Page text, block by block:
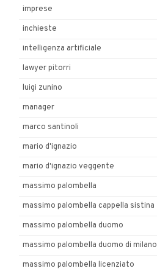
imprese
inchieste
intelligenza artificiale
lawyer pitorri
luigi zunino
manager
marco santinoli
mario d'ignazio
mario d'ignazio veggente
massimo palombella
massimo palombella cappella sistina
massimo palombella duomo
massimo palombella duomo di milano
massimo palombella licenziato